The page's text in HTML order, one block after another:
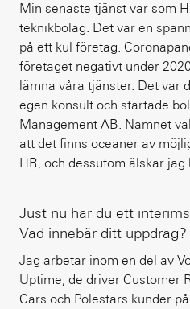
Min senaste tjänst var som
teknikbolag. Det var en
på ett kul företag.
företaget negativt under
lämna våra tjänster. Det var
egen konsult och startade
Management AB. Namnet
att det finns oceaner av
HR, och dessutom älskar jag
Just nu har du ett
Vad innebär ditt uppdrag?
Jag arbetar inom en del av
Uptime, de driver Customer
Cars och Polestars kunder